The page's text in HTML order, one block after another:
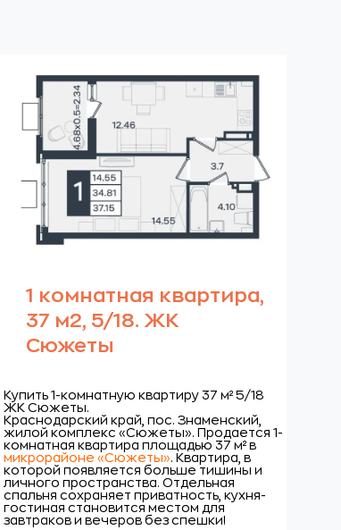
1 комнатная квартира,
37 м2, 5/18. ЖК
Сюжеты
Купить 1-комнатную квартиру 37 м² 5/18
ЖК Сюжеты.
Краснодарский край, пос. Знаменский,
жилой комплекс «Сюжеты». Продается 1-
комнатная квартира площадью 37 м² в
микрорайоне «Сюжеты». Квартира, в
которой появляется больше тишины и
личного пространства. Отдельная
спальня сохраняет приватность, кухня-
гостиная становится местом для
завтраков и вечеров без спешки!